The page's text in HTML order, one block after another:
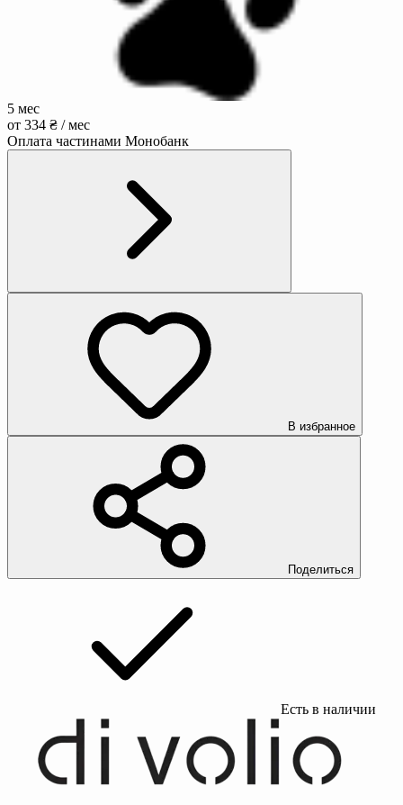
5 мес
от 334 ₴ / мес
Оплата частинами Монобанк
В избранное
Поделиться
Есть в наличии